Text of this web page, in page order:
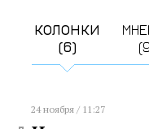
КОЛОНКИ
(6)
24 ноября / 11:27